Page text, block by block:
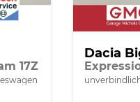
17Z
Dacia